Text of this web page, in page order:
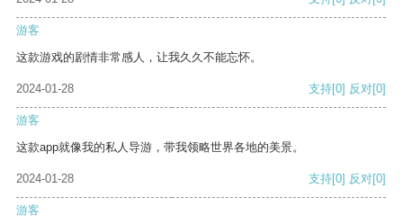
游客
这款游戏的剧情非常感人，让我久久不能忘怀。
2024-01-28 支持[0] 反对[0]
游客
这款app就像我的私人导游，带我领略世界各地的美景。
2024-01-28 支持[0] 反对[0]
游客